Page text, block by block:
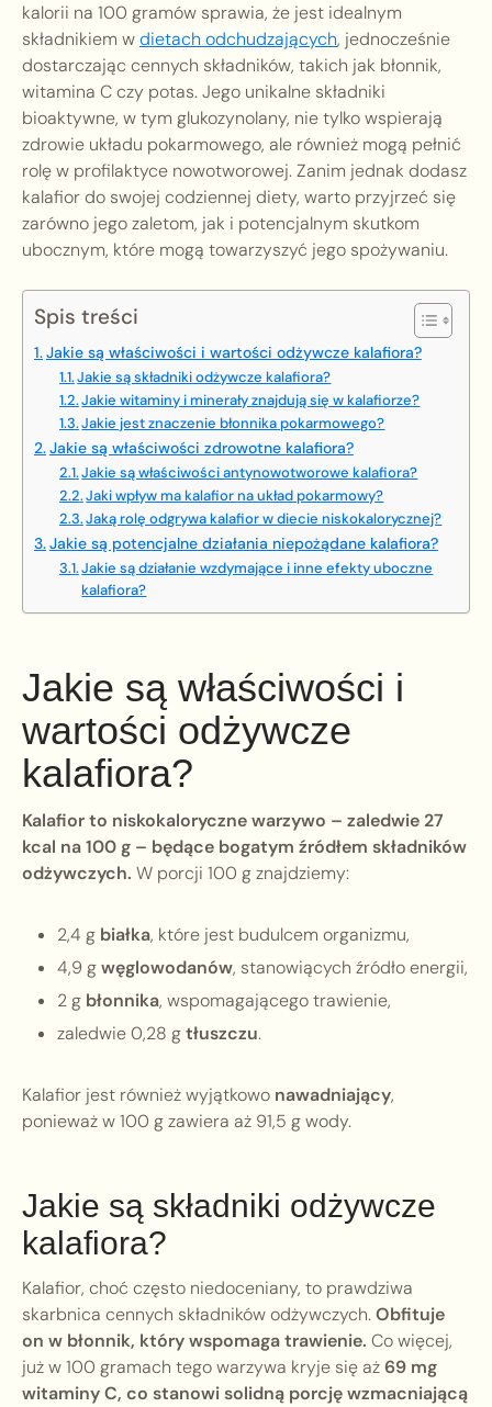
kalorii na 100 gramów sprawia, że jest idealnym
składnikiem wdietach odchudzających, jednocześnie
dostarczając cennych składników, takich jak błonnik,
witamina C czy potas. Jego unikalne składniki
bioaktywne, w tym glukozynolany, nie tylko wspierają
zdrowie układu pokarmowego, ale również mogą pełnić
rolę w profilaktyce nowotworowej. Zanim jednak dodasz
kalafior do swojej codziennej diety, warto przyjrzeć się
zarówno jego zaletom, jak i potencjalnym skutkom
ubocznym, które mogą towarzyszyć jego spożywaniu.
Spis treści
Jakie są właściwości i wartości odżywcze kalafiora?
Jakie są składniki odżywcze kalafiora?
Jakie witaminy i minerały znajdują się w kalafiorze?
Jakie jest znaczenie błonnika pokarmowego?
Jakie są właściwości zdrowotne kalafiora?
Jakie są właściwości antynowotworowe kalafiora?
Jaki wpływ ma kalafior na układ pokarmowy?
Jaką rolę odgrywa kalafior w diecie niskokalorycznej?
Jakie są potencjalne działania niepożądane kalafiora?
Jakie są działanie wzdymające i inne efekty uboczne
kalafiora?
Jakie są właściwości i
wartości odżywcze
kalafiora?
Kalafior to niskokaloryczne warzywo – zaledwie 27
kcal na 100 g – będące bogatym źródłem składników
odżywczych. W porcji 100 g znajdziemy:
2,4 g białka, które jest budulcem organizmu,
4,9 gwęglowodanów, stanowiących źródło energii,
2 g błonnika, wspomagającego trawienie,
zaledwie 0,28 gtłuszczu.
Kalafior jest również wyjątkowo nawadniający,
ponieważ w 100 g zawiera aż 91,5 g wody.
Jakie są składniki odżywcze
kalafiora?
Kalafior, choć często niedoceniany, to prawdziwa
skarbnica cennych składników odżywczych.Obfituje
on w błonnik, który wspomaga trawienie. Co więcej,
już w 100 gramach tego warzywa kryje się aż69 mg
witaminy C, co stanowi solidną porcję wzmacniającą